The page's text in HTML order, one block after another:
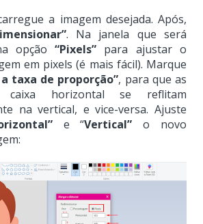
a imagem desejada. Após,
. Na janela que será
opção“Pixels” para ajustar o
em pixels (é mais fácil). Marque
taxa de proporção”, para que as
caixa horizontal se reflitam
na vertical, e vice-versa. Ajuste
e “Vertical” o novo